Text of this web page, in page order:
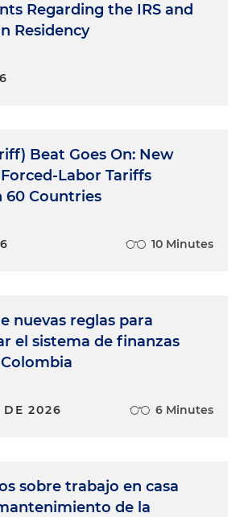
Regarding the IRS and
Residency
Beat Goes On: New
Labor Tariffs
60 Countries
10 Minutes
nuevas reglas para
el sistema de finanzas
DE 2026 6 Minutes
sobre trabajo en casa
de la